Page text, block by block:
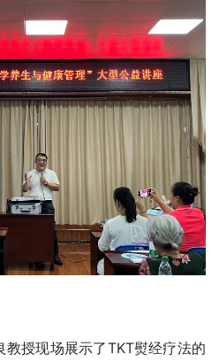
授现场展示了TKT熨经疗法的